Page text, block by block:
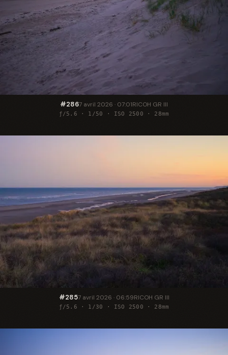
#2867 avril 2026 · 07:01RICOH GR III
ƒ/5.6 · 1/50 · ISO 2500 · 28mm
#2857 avril 2026 · 06:59RICOH GR III
ƒ/5.6 · 1/30 · ISO 2500 · 28mm